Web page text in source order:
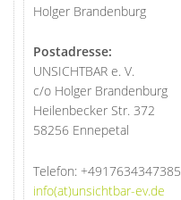
Holger Brandenburg
Postadresse:
UNSICHTBAR e. V.
c/o Holger Brandenburg
Heilenbecker Str. 372
58256 Ennepetal
Telefon: +4917634347385
info(at)unsichtbar-ev.de